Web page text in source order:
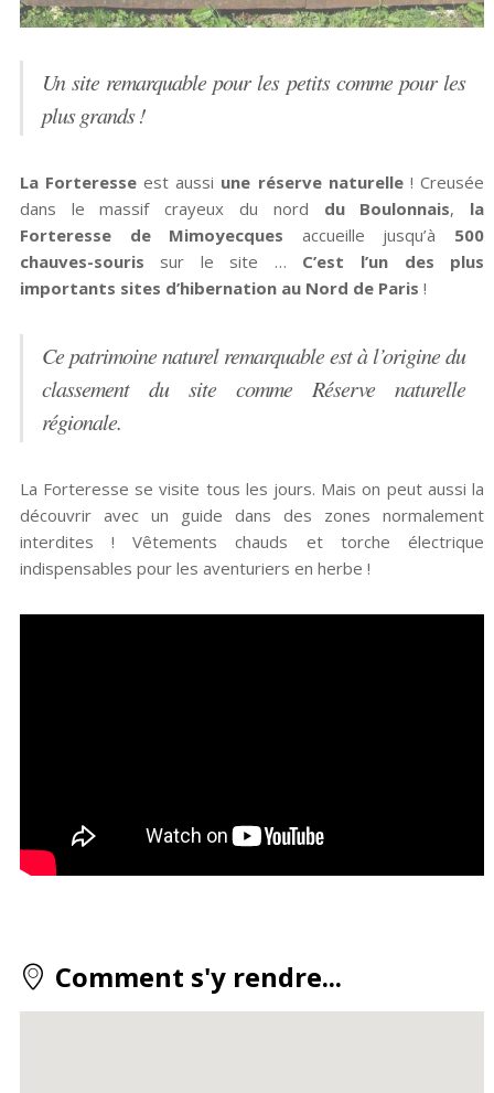
Un site remarquable pour les petits comme pour les
plus grands !
La Forteresse est aussi une réserve naturelle! Creusée
dans le massif crayeux du nord du Boulonnais, la
Forteresse de Mimoyecques accueille jusqu’à 500
chauves-souris sur le site … C’est l’un des plus
importants sites d’hibernation au Nord de Paris !
Ce patrimoine naturel remarquable est à l’origine du
classement du site comme Réserve naturelle
régionale.
La Forteresse se visite tous les jours. Mais on peut aussi la
découvrir avec un guide dans des zones normalement
interdites ! Vêtements chauds et torche électrique
indispensables pour les aventuriers en herbe !
Comment s'y rendre...